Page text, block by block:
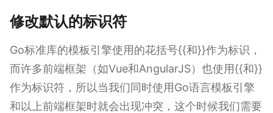
修改默认的标识符
Go标准库的模板引擎使用的花括号{{和}}作为标识，
而许多前端框架（如Vue和AngularJS）也使用{{和}}
作为标识符，所以当我们同时使用Go语言模板引擎
和以上前端框架时就会出现冲突，这个时候我们需要